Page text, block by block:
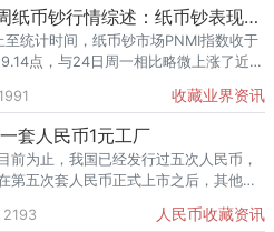
本周纸币钞行情综述：纸币钞表现平平，康银阁大四连再次回跌
至统计时间，纸币钞市场PNMI指数收于
点，与24日周一相比略微上涨了近
在较大差距。
1991 收藏业界资讯
套人民币1元工厂
前为止，我国已经发行过五次人民币，
第五次套人民币正式上市之后，其他的
为了收藏市场上的新亮点。
2193 人民币收藏资讯